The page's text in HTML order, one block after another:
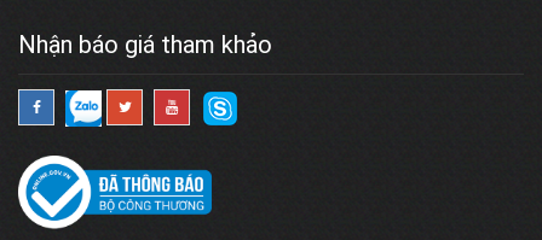
Nhận báo giá tham khảo